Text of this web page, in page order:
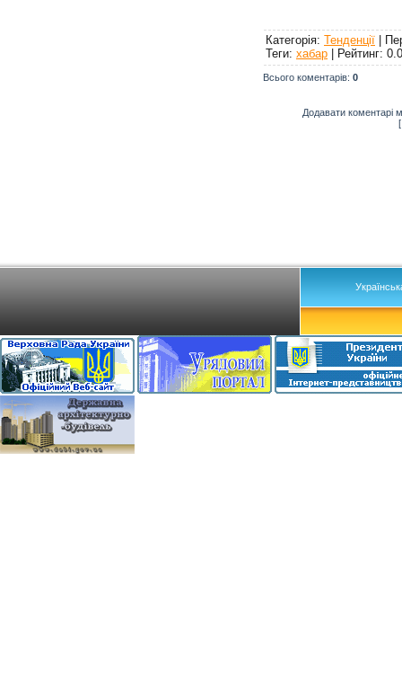
Категорія: Тенденції |
Теги: хабар | Рейтинг: 0.0
Всього коментарів: 0
Додавати коментарі